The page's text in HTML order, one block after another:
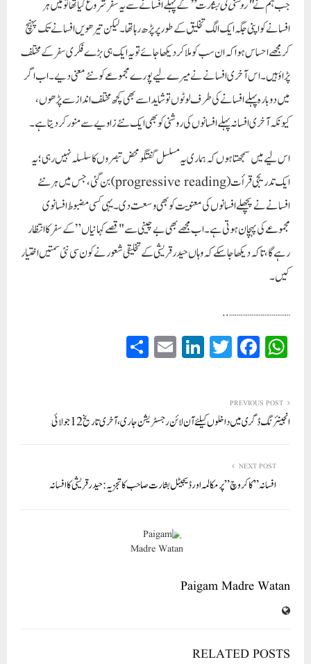
جب ہم نے"روشنی کی بشارت”کے پہلے افسانے سے یہ سفر شروع کیا تھا تو میں ہر
افسانے کو اپنی جگہ ایک الگ تخلیق کے طور پر پڑھ رہا تھا۔ لیکن تیرھویں افسانے تک پہنچ
کر مجھے احساس ہوا کہ ان سب کو ملا کر دیکھا جائے تو یہ ایک ہی بڑے فکری سفر کے مختلف
پڑاؤ ہیں۔ اس آخری افسانے نے میرے لیے پورے مجموعے کو نئے معنی دیے۔ اب اگر
میں دوبارہ پہلے افسانے کی طرف لوٹوں تو شاید اسے بھی کچھ مختلف انداز سے پڑھوں،
کیونکہ آخری افسانہ پہلے افسانوں کی روشنی کو بھی ایک نئے زاویے سے منور کر دیتا ہے۔
اس لیے میں سمجھتا ہوں کہ ہماری یہ مسلسل گفتگو محض تبصروں کا سلسلہ نہیں رہی؛ یہ
ایکتدریجی قرأت
(progressive reading) بن گئی، جس میں ہر نئے
افسانے نے پچھلے افسانوں کی معنویت کو بھی وسعت دی۔ یہی کسی مضبوط افسانوی
مجموعے کی پہچان ہوتی ہے۔ اب مجھے بھی بے چینی سے"قصے کہانیاں”کے سفر کا انتظار
رہے گا، تاکہ دیکھا جا سکے کہ وہاں حیدر قریشی کے تخلیقی شعور نے کون سی نئی سمتیں اختیار
کیں۔
…………………………
…..
W
ha
A
pp
Fa
ce
ok
T
wi
r
Li
nk
In
E
m
PREVIOUS POST
انجینئرنگ ڈگری میں داخلوں کیلئے آن لائن رجسٹریشن جاری، آخری تاریخ 12 جولائی
NEXT POST
افسانہ ” کاکروچ” پر مکالمہ اور ڈیجیٹل بشارت صاحب کا تجزيہ : حیدرقریشی کا افسانہ
Paigam Madre Watan
RELATED POSTS